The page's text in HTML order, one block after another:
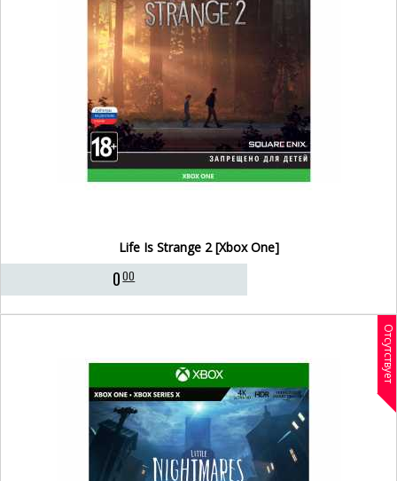
Life Is Strange 2 [Xbox One]
000
Отсутствует